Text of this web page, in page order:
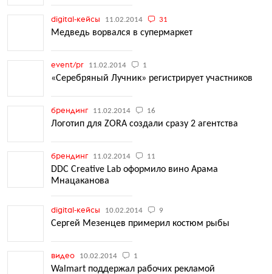
digital-кейсы 11.02.2014 31
Медведь ворвался в супермаркет
event/pr 11.02.2014 1
«Серебряный Лучник» регистрирует участников
брендинг 11.02.2014 16
Логотип для ZORA создали сразу 2 агентства
брендинг 11.02.2014 11
DDC Creative Lab оформило вино Арама
Мнацаканова
digital-кейсы 10.02.2014 9
Сергей Мезенцев примерил костюм рыбы
видео 10.02.2014 1
Walmart поддержал рабочих рекламой